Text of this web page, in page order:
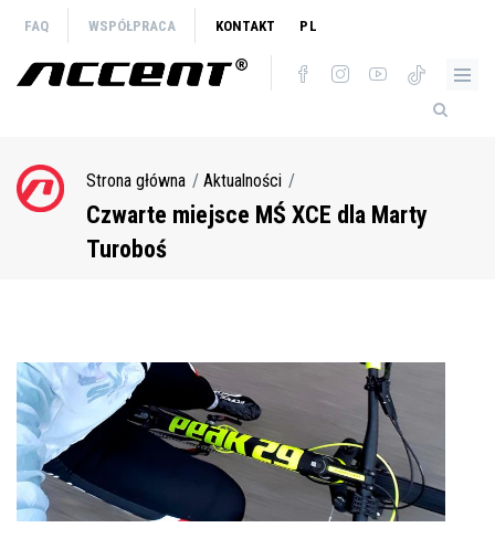
treści
FAQ WSPÓŁPRACA KONTAKT PL
Ścieżka
nawigacyjna
Strona główna Aktualności
Czwarte miejsce MŚ XCE dla Marty
Turoboś